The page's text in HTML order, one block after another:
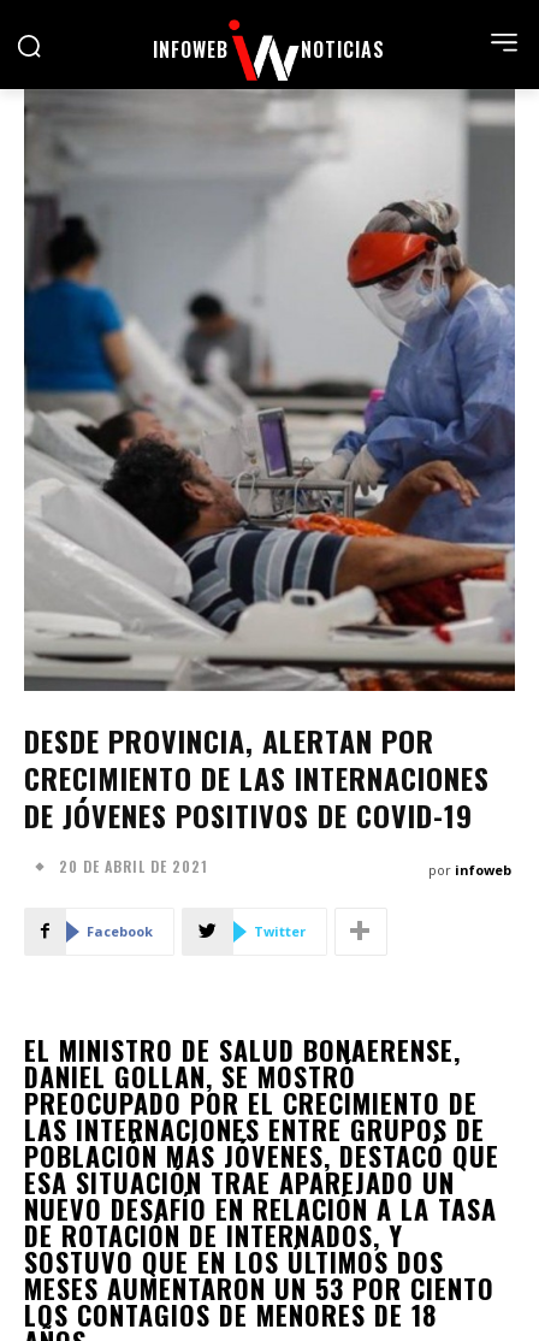
INFOWEB NOTICIAS
DESDE PROVINCIA, ALERTAN POR
CRECIMIENTO DE LAS INTERNACIONES
DE JÓVENES POSITIVOS DE COVID-19
20 DE ABRIL DE 2021 por infoweb
Facebook Twitter
EL MINISTRO DE SALUD BONAERENSE,
DANIEL GOLLAN, SE MOSTRÓ
PREOCUPADO POR EL CRECIMIENTO DE
LAS INTERNACIONES ENTRE GRUPOS DE
POBLACIÓN MÁS JÓVENES, DESTACÓ QUE
ESA SITUACIÓN TRAE APAREJADO UN
NUEVO DESAFÍO EN RELACIÓN A LA TASA
DE ROTACIÓN DE INTERNADOS, Y
SOSTUVO QUE EN LOS ÚLTIMOS DOS
MESES AUMENTARON UN 53 POR CIENTO
LOS CONTAGIOS DE MENORES DE 18